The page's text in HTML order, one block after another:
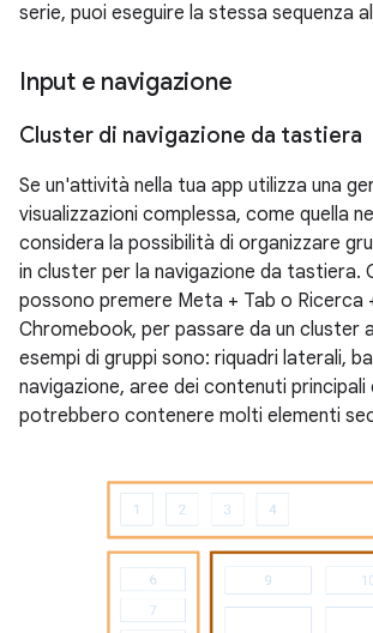
serie, puoi eseguire la stessa sequenza
Input e navigazione
Cluster di navigazione da tastiera
Se un'attività nella tua app utilizza una
visualizzazioni complessa, come quella
considera la possibilità di organizzare
in cluster per la navigazione da tastiera.
possono premere Meta + Tab o Ricerca
Chromebook, per passare da un cluster
esempi di gruppi sono: riquadri laterali,
navigazione, aree dei contenuti principali
potrebbero contenere molti elementi